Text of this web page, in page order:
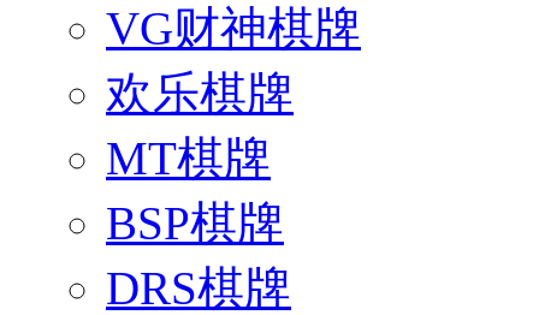
VG财神棋牌
欢乐棋牌
MT棋牌
BSP棋牌
DRS棋牌